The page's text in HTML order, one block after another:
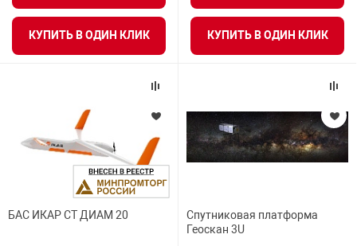
КУПИТЬ В ОДИН КЛИК КУПИТЬ В ОДИН КЛИК
БАС ИКАР СТ ДИАМ 20
Спутниковая платформа
Геоскан 3U